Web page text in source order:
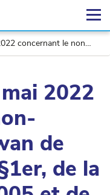
du 15 janvier 2019 instituant le registre visé à l'article 116/1, § 1er, de la loi du 13 juin 2005 relative aux communications électroniques
2022
de
de la